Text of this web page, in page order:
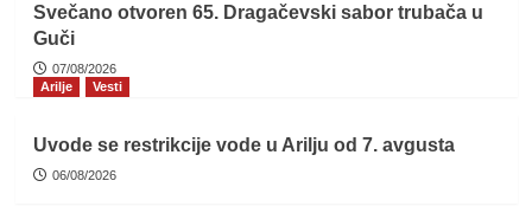
Svečano otvoren 65. Dragačevski sabor trubača u
Guči
07/08/2026
Arilje
Vesti
Uvode se restrikcije vode u Arilju od 7. avgusta
06/08/2026